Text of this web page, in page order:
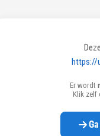
https://
Er wordt
Klik zelf